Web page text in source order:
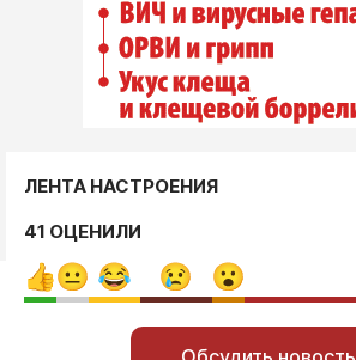
ЛЕНТА НАСТРОЕНИЯ
41 ОЦЕНИЛИ